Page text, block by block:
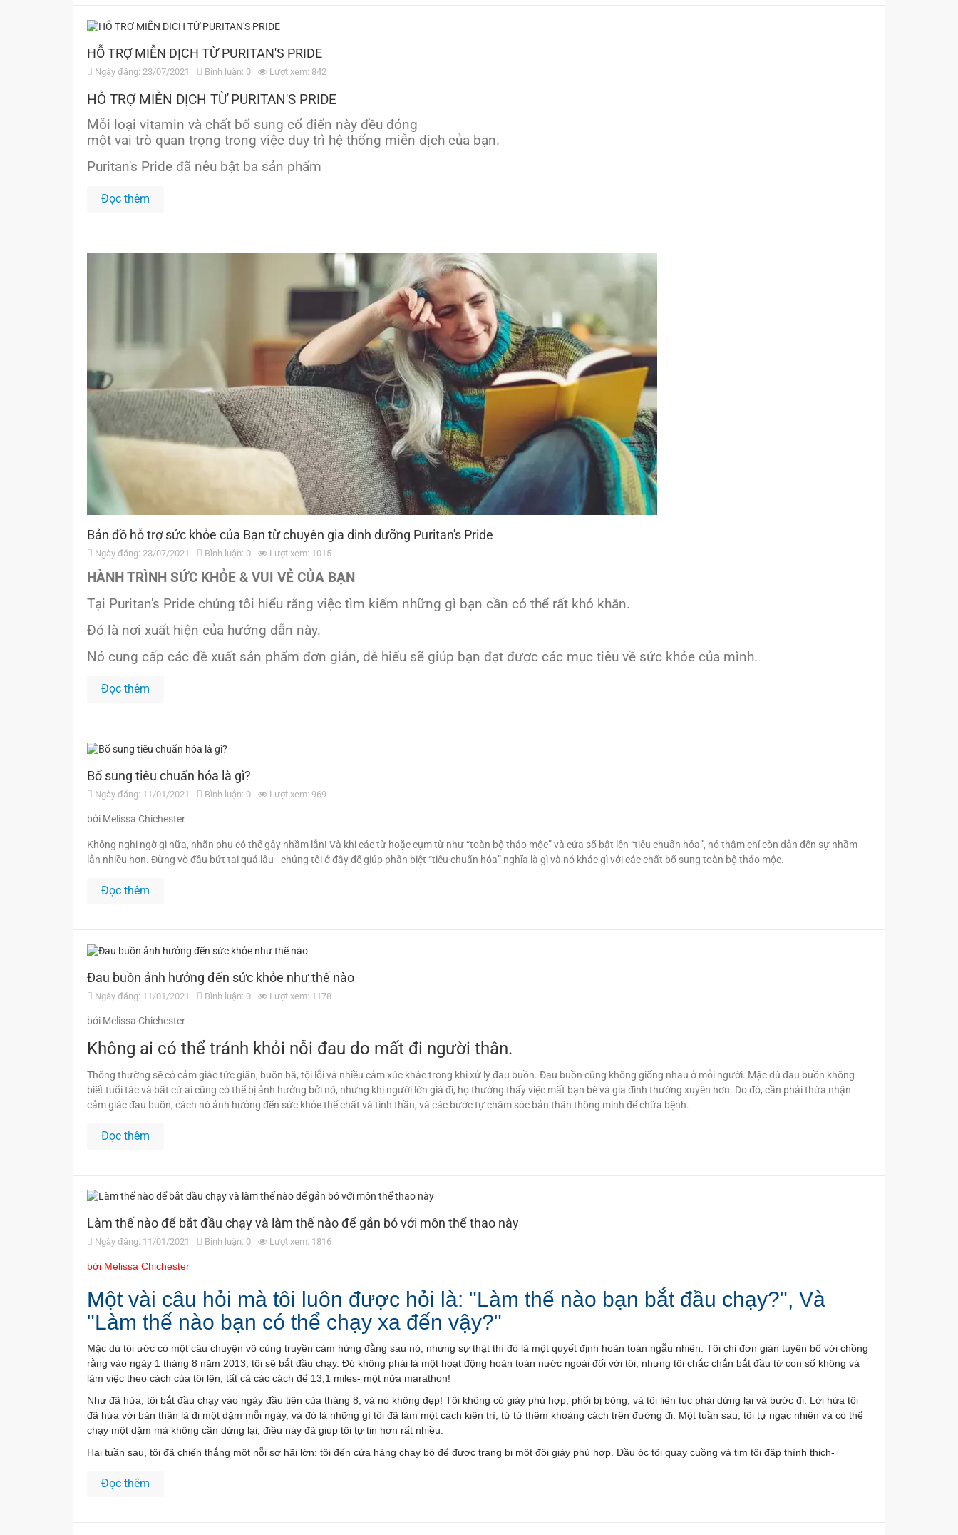
HỖ TRỢ MIỄN DỊCH TỪ PURITAN'S PRIDE
Ngày đăng: 23/07/2021 Bình luận: 0 Lượt xem: 842
HỖ TRỢ MIỄN DỊCH TỪ PURITAN'S PRIDE
Mỗi loại vitamin và chất bổ sung cổ điển này đều đóng
một vai trò quan trọng trong việc duy trì hệ thống miễn dịch của bạn.
Puritan's Pride đã nêu bật ba sản phẩm
Đọc thêm
Bản đồ hỗ trợ sức khỏe của Bạn từ chuyên gia dinh dưỡng Puritan's Pride
Ngày đăng: 23/07/2021 Bình luận: 0 Lượt xem: 1015
HÀNH TRÌNH SỨC KHỎE & VUI VẺ CỦA BẠN
Tại Puritan's Pride chúng tôi hiểu rằng việc tìm kiếm những gì bạn cần có thể rất khó khăn.
Đó là nơi xuất hiện của hướng dẫn này.
Nó cung cấp các đề xuất sản phẩm đơn giản, dễ hiểu sẽ giúp bạn đạt được các mục tiêu về sức khỏe của mình.
Đọc thêm
Bổ sung tiêu chuẩn hóa là gì?
Ngày đăng: 11/01/2021 Bình luận: 0 Lượt xem: 969
bởi Melissa Chichester
Không nghi ngờ gì nữa, nhãn phụ có thể gây nhầm lẫn! Và khi các từ hoặc cụm từ như “toàn bộ thảo mộc” và cửa sổ bật lên “tiêu chuẩn hóa”, nó thậm chí còn dẫn đến sự nhầm
lẫn nhiều hơn. Đừng vò đầu bứt tai quá lâu - chúng tôi ở đây để giúp phân biệt “tiêu chuẩn hóa” nghĩa là gì và nó khác gì với các chất bổ sung toàn bộ thảo mộc.
Đọc thêm
Đau buồn ảnh hưởng đến sức khỏe như thế nào
Ngày đăng: 11/01/2021 Bình luận: 0 Lượt xem: 1178
bởi Melissa Chichester
Không ai có thể tránh khỏi nỗi đau do mất đi người thân.
Thông thường sẽ có cảm giác tức giận, buồn bã, tội lỗi và nhiều cảm xúc khác trong khi xử lý đau buồn. Đau buồn cũng không giống nhau ở mỗi người. Mặc dù đau buồn không
biết tuổi tác và bất cứ ai cũng có thể bị ảnh hưởng bởi nó, nhưng khi người lớn già đi, họ thường thấy việc mất bạn bè và gia đình thường xuyên hơn. Do đó, cần phải thừa nhận
cảm giác đau buồn, cách nó ảnh hưởng đến sức khỏe thể chất và tinh thần, và các bước tự chăm sóc bản thân thông minh để chữa bệnh.
Đọc thêm
Làm thế nào để bắt đầu chạy và làm thế nào để gắn bó với môn thể thao này
Ngày đăng: 11/01/2021 Bình luận: 0 Lượt xem: 1816
bởi Melissa Chichester
Một vài câu hỏi mà tôi luôn được hỏi là: "Làm thế nào bạn bắt đầu chạy?", Và
"Làm thế nào bạn có thể chạy xa đến vậy?"
Mặc dù tôi ước có một câu chuyện vô cùng truyền cảm hứng đằng sau nó, nhưng sự thật thì đó là một quyết định hoàn toàn ngẫu nhiên. Tôi chỉ đơn giản tuyên bố với chồng
rằng vào ngày 1 tháng 8 năm 2013, tôi sẽ bắt đầu chạy. Đó không phải là một hoạt động hoàn toàn nước ngoài đối với tôi, nhưng tôi chắc chắn bắt đầu từ con số không và
làm việc theo cách của tôi lên, tất cả các cách để 13,1 miles- một nửa marathon!
Như đã hứa, tôi bắt đầu chạy vào ngày đầu tiên của tháng 8, và nó không đẹp! Tôi không có giày phù hợp, phổi bị bỏng, và tôi liên tục phải dừng lại và bước đi. Lời hứa tôi
đã hứa với bản thân là đi một dặm mỗi ngày, và đó là những gì tôi đã làm một cách kiên trì, từ từ thêm khoảng cách trên đường đi. Một tuần sau, tôi tự ngạc nhiên và có thể
chạy một dặm mà không cần dừng lại, điều này đã giúp tôi tự tin hơn rất nhiều.
Hai tuần sau, tôi đã chiến thắng một nỗi sợ hãi lớn: tôi đến cửa hàng chạy bộ để được trang bị một đôi giày phù hợp. Đầu óc tôi quay cuồng và tim tôi đập thình thịch-
Đọc thêm